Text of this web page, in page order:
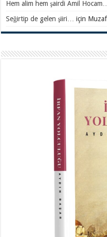
Hem alim hem şairdi Amil
Seğirtip de gelen şiiri… için